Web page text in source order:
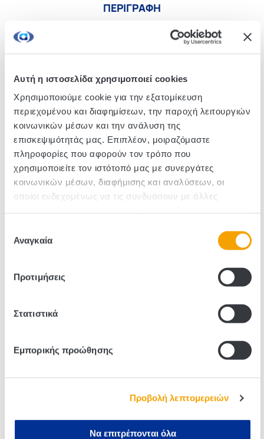
Αυτή η ιστοσελίδα χρησιμοποιεί cookies
Χρησιμοποιούμε cookie για την εξατομίκευση
περιεχομένου και διαφημίσεων, την παροχή λειτουργιών
κοινωνικών μέσων και την ανάλυση της
επισκεψιμότητάς μας. Επιπλέον, μοιραζόμαστε
πληροφορίες που αφορούν τον τρόπο που
χρησιμοποιείτε τον ιστότοπό μας με συνεργάτες
κοινωνικών μέσων, διαφήμισης και αναλύσεων, οι
οποίοι ενδεχομένως να τις συνδυάσουν με άλλες
των υπηρεσιών τους.
συγκατάθεσης
Αναγκαία
Προτιμήσεις
Στατιστικά
Εμπορικής προώθησης
Προβολή λεπτομερειών
Να επιτρέπονται όλα
ΠΕΡΙΓΡΑΦΗ
Ξηρός αφρώδης οίνος, εξαιρετικής ποιότητας, με
φρουτώδες άρωμα και ευχάριστη ισορροπημένη
σταφυλιών.
Κωδικός :700044
Τεμάχια/Κιβώτιο: 1